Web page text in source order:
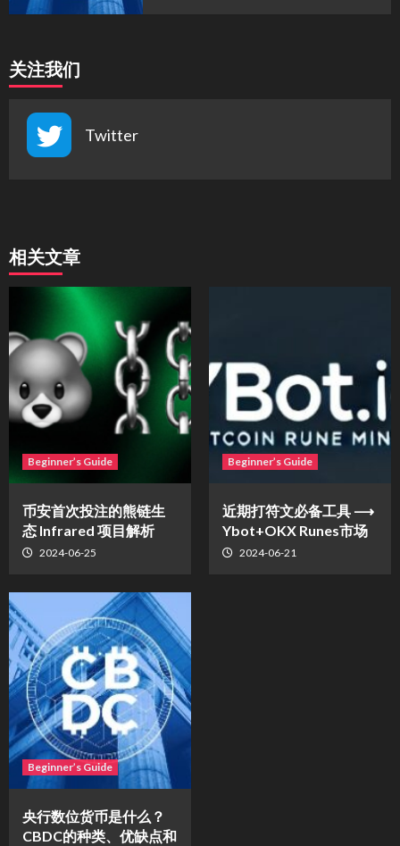
关注我们
Twitter
相关文章
Beginner’s Guide
币安首次投注的熊链生
态 Infrared 项目解析
2024-06-25
Beginner’s Guide
近期打符文必备工具 ⟶
Ybot+OKX Runes市场
2024-06-21
Beginner’s Guide
央行数位货币是什么？
CBDC的种类、优缺点和